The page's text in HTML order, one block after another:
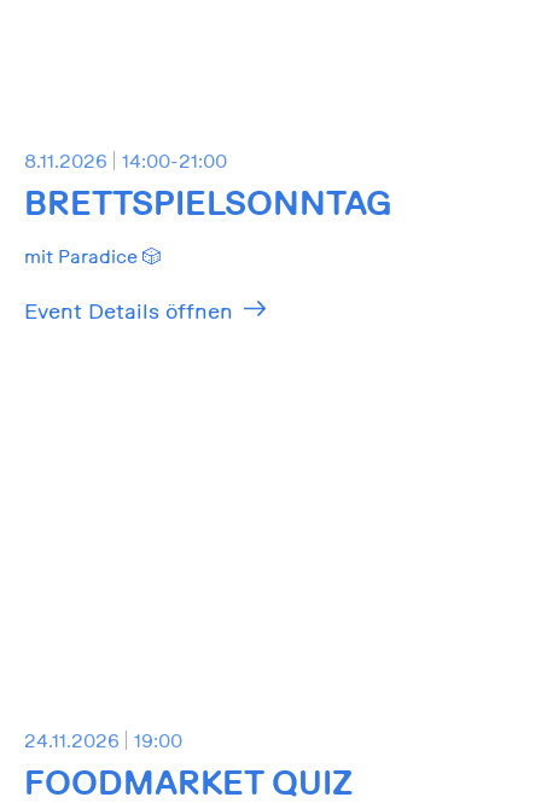
8.11.2026 14:00-21:00
BRETTSPIELSONNTAG
mit Paradice 🎲
Event Details öffnen
24.11.2026 19:00
FOODMARKET QUIZ